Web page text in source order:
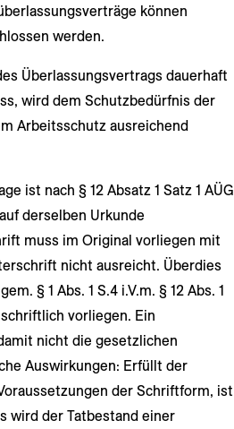
können
werden.
Überlassungsvertrags dauerhaft
wird dem Schutzbedürfnis der
Arbeitsschutz ausreichend
ist nach § 12 Absatz 1 Satz 1 AÜG
derselben Urkunde
muss im Original vorliegen mit
nicht ausreicht. Überdies
§ 1 Abs. 1 S.4 i.V.m. § 12 Abs. 1
vorliegen. Ein
nicht die gesetzlichen
Auswirkungen: Erfüllt der
der Schriftform, ist
wird der Tatbestand einer